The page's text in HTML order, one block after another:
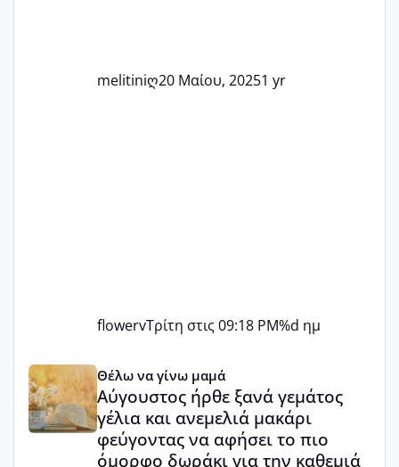
melitiniღ20 Μαίου, 20251 yr
flowervΤρίτη στις 09:18 PM%d ημ
Αύγουστος ήρθε ξανά γεμάτος γέλια και ανεμελιά
Θέλω να γίνω μαμά
Αύγουστος ήρθε ξανά γεμάτος
γέλια και ανεμελιά μακάρι
φεύγοντας να αφήσει το πιο
όμορφο δωράκι για την καθεμιά